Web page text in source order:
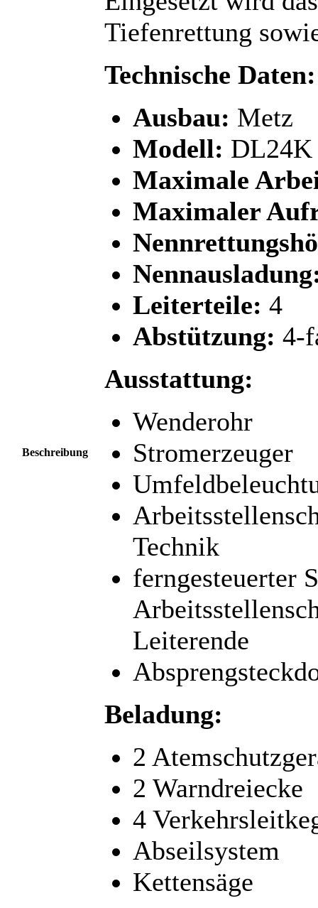
Beschreibung
Tiefenrettung
Technische Daten:
Ausbau: Metz
Modell: DL24K
Maximale
Maximaler
Leiterteile: 4
Abstützung: 4-
Ausstattung:
Wenderohr
Stromerzeuger
Technik
ferngesteuerter
Leiterende
Beladung:
2
2 Warndreiecke
4
Abseilsystem
Kettensäge